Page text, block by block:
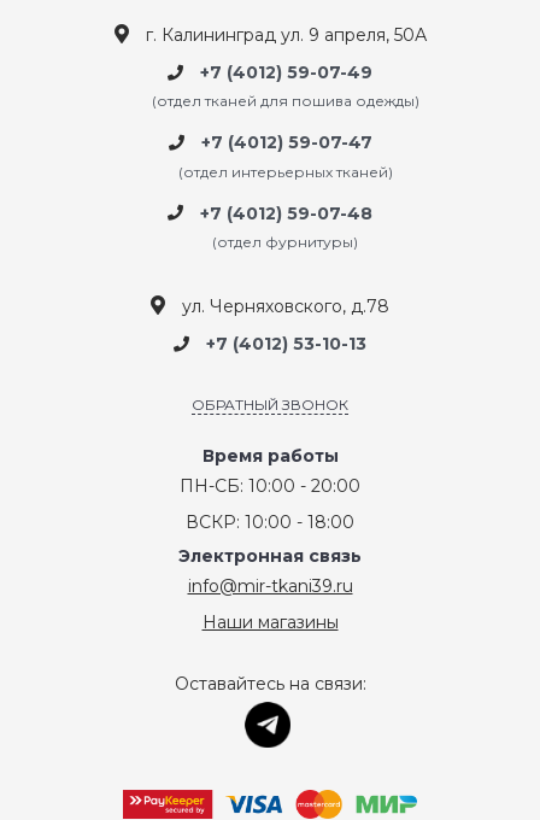
г. Калининград ул. 9 апреля, 50А
+7 (4012) 59-07-49
(отдел тканей для пошива одежды)
+7 (4012) 59-07-47
(отдел интерьерных тканей)
+7 (4012) 59-07-48
(отдел фурнитуры)
ул. Черняховского, д.78
+7 (4012) 53-10-13
ОБРАТНЫЙ ЗВОНОК
Время работы
ПН-СБ: 10:00 - 20:00
ВСКР: 10:00 - 18:00
Электронная связь
info@mir-tkani39.ru
Наши магазины
Оставайтесь на связи: